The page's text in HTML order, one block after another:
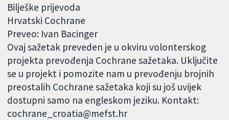
Bilješke prijevoda
Hrvatski Cochrane
Preveo: Ivan Bacinger
Ovaj sažetak preveden je u okviru volonterskog
projekta prevođenja Cochrane sažetaka. Uključite
se u projekt i pomozite nam u prevođenju brojnih
preostalih Cochrane sažetaka koji su još uvijek
dostupni samo na engleskom jeziku. Kontakt:
cochrane_croatia@mefst.hr